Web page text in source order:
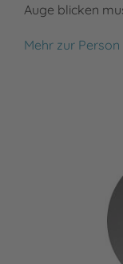
Auge blicken
Mehr zur Person
Sabine Bohlmann